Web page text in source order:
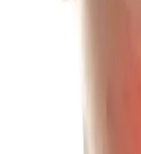
süreli kıvrıklık ve suya
Makyaj Düzenleyicileri: